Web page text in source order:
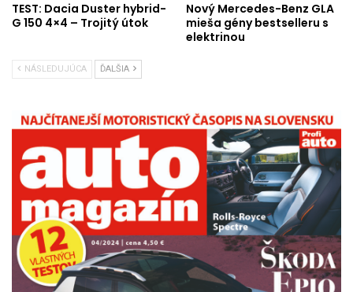
TEST: Dacia Duster hybrid-
G 150 4×4 – Trojitý útok
Nový Mercedes-Benz GLA
mieša gény bestselleru s
elektrinou
NÁSLEDUJÚCA ĎALŠIA